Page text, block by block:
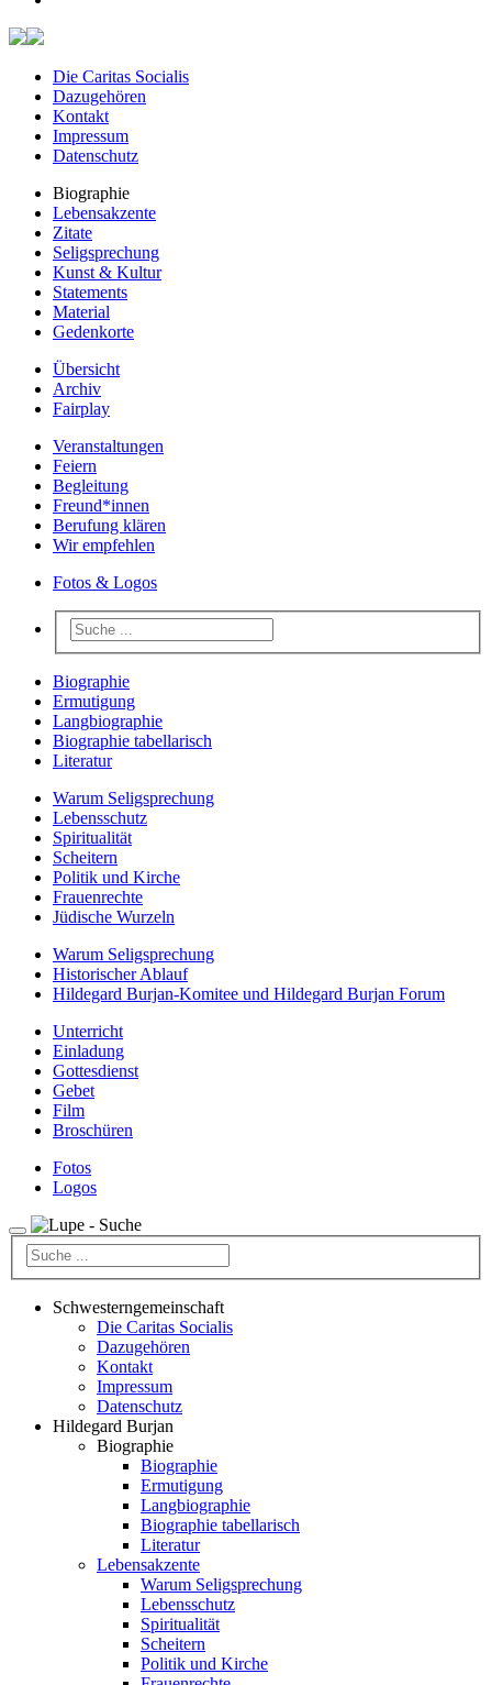
Die Caritas Socialis
Dazugehören
Kontakt
Impressum
Datenschutz
Biographie
Lebensakzente
Zitate
Seligsprechung
Kunst & Kultur
Statements
Material
Gedenkorte
Übersicht
Archiv
Fairplay
Veranstaltungen
Feiern
Begleitung
Freund*innen
Berufung klären
Wir empfehlen
Fotos & Logos
Biographie
Ermutigung
Langbiographie
Biographie tabellarisch
Literatur
Warum Seligsprechung
Lebensschutz
Spiritualität
Scheitern
Politik und Kirche
Frauenrechte
Jüdische Wurzeln
Warum Seligsprechung
Historischer Ablauf
Hildegard Burjan-Komitee und Hildegard Burjan Forum
Unterricht
Einladung
Gottesdienst
Gebet
Film
Broschüren
Fotos
Logos
Schwesterngemeinschaft
Die Caritas Socialis
Dazugehören
Kontakt
Impressum
Datenschutz
Hildegard Burjan
Biographie
Biographie
Ermutigung
Langbiographie
Biographie tabellarisch
Literatur
Lebensakzente
Warum Seligsprechung
Lebensschutz
Spiritualität
Scheitern
Politik und Kirche